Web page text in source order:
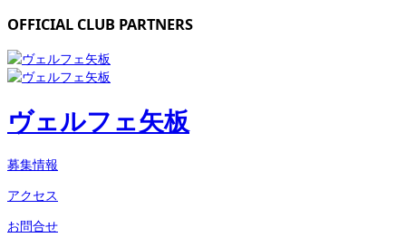
OFFICIAL CLUB PARTNERS
ヴェルフェ矢板
募集情報
アクセス
お問合せ